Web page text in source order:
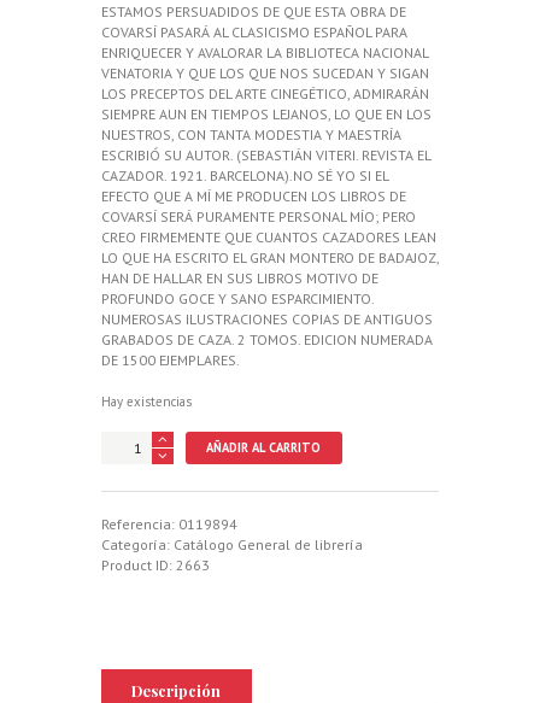
ESTAMOS PERSUADIDOS DE QUE ESTA OBRA DE
COVARSÍ PASARÁ AL CLASICISMO ESPAÑOL PARA
ENRIQUECER Y AVALORAR LA BIBLIOTECA NACIONAL
VENATORIA Y QUE LOS QUE NOS SUCEDAN Y SIGAN
LOS PRECEPTOS DEL ARTE CINEGÉTICO, ADMIRARÁN
SIEMPRE AUN EN TIEMPOS LEJANOS, LO QUE EN LOS
NUESTROS, CON TANTA MODESTIA Y MAESTRÍA
ESCRIBIÓ SU AUTOR. (SEBASTIÁN VITERI. REVISTA EL
CAZADOR. 1921. BARCELONA).NO SÉ YO SI EL
EFECTO QUE A MÍ ME PRODUCEN LOS LIBROS DE
COVARSÍ SERÁ PURAMENTE PERSONAL MÍO; PERO
CREO FIRMEMENTE QUE CUANTOS CAZADORES LEAN
LO QUE HA ESCRITO EL GRAN MONTERO DE BADAJOZ,
HAN DE HALLAR EN SUS LIBROS MOTIVO DE
PROFUNDO GOCE Y SANO ESPARCIMIENTO.
NUMEROSAS ILUSTRACIONES COPIAS DE ANTIGUOS
GRABADOS DE CAZA. 2 TOMOS. EDICION NUMERADA
DE 1500 EJEMPLARES.
Hay existencias
GRANDES
CACERIAS
TOMOS)
cantidad
AÑADIR AL CARRITO
Referencia: 0119894
Categoría: Catálogo General de librería
Product ID: 2663
Descripción